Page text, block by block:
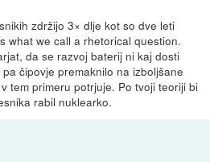
zdržijo 3× dlje kot so dve leti
what we call a rhetorical question.
da se razvoj baterij ni kaj dosti
čipovje premaknilo na izboljšane
tem primeru potrjuje. Po tvoji teoriji bi
rabil nuklearko.